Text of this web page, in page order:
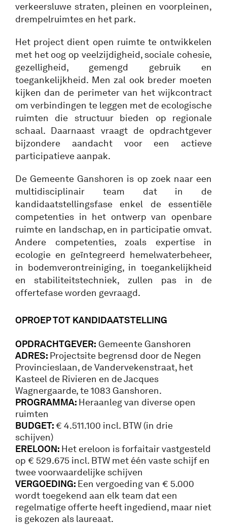
verkeersluwe straten, pleinen en voorpleinen,
drempelruimtes en het park.
Het project dient open ruimte te ontwikkelen
met het oog op veelzijdigheid, sociale cohesie,
gezelligheid, gemengd gebruik en
toegankelijkheid. Men zal ook breder moeten
kijken dan de perimeter van het wijkcontract
om verbindingen te leggen met de ecologische
ruimten die structuur bieden op regionale
schaal. Daarnaast vraagt de opdrachtgever
bijzondere aandacht voor een actieve
participatieve aanpak.
De Gemeente Ganshoren is op zoek naar een
multidisciplinair team dat in de
kandidaatstellingsfase enkel de essentiële
competenties in het ontwerp van openbare
ruimte en landschap, en in participatie omvat.
Andere competenties, zoals expertise in
ecologie en geïntegreerd hemelwaterbeheer,
in bodemverontreiniging, in toegankelijkheid
en stabiliteitstechniek, zullen pas in de
offertefase worden gevraagd.
OPROEP TOT KANDIDAATSTELLING
OPDRACHTGEVER: Gemeente Ganshoren
ADRES: Projectsite begrensd door de Negen
Provincieslaan, de Vandervekenstraat, het
Kasteel de Rivieren en de Jacques
Wagnergaarde, te 1083 Ganshoren.
PROGRAMMA: Heraanleg van diverse open
ruimten
BUDGET:€ 4.511.100 incl. BTW (in drie
schijven)
ERELOON: Het ereloon is forfaitair vastgesteld
op € 529.675 incl. BTW met één vaste schijf en
twee voorwaardelijke schijven
VERGOEDING: Een vergoeding van € 5.000
wordt toegekend aan elk team dat een
regelmatige offerte heeft ingediend, maar niet
is gekozen als laureaat.